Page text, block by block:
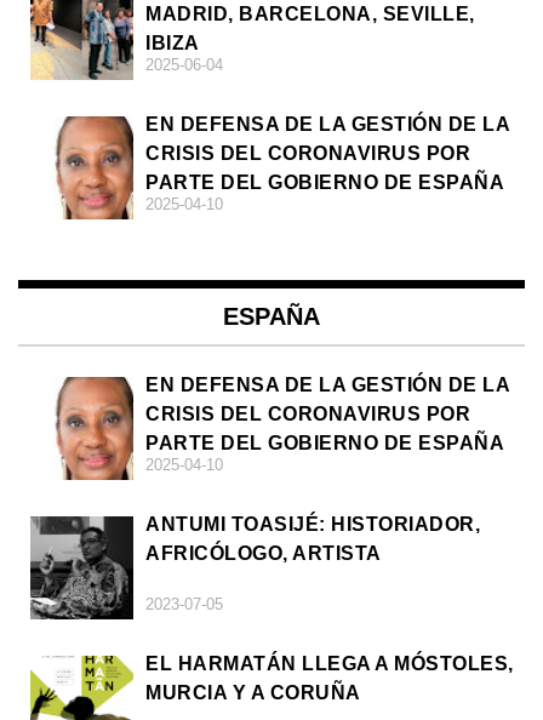
MADRID, BARCELONA, SEVILLE,
IBIZA
2025-06-04
EN DEFENSA DE LA GESTIÓN DE LA
CRISIS DEL CORONAVIRUS POR
PARTE DEL GOBIERNO DE ESPAÑA
2025-04-10
ESPAÑA
EN DEFENSA DE LA GESTIÓN DE LA
CRISIS DEL CORONAVIRUS POR
PARTE DEL GOBIERNO DE ESPAÑA
2025-04-10
ANTUMI TOASIJÉ: HISTORIADOR,
AFRICÓLOGO, ARTISTA
2023-07-05
EL HARMATÁN LLEGA A MÓSTOLES,
MURCIA Y A CORUÑA